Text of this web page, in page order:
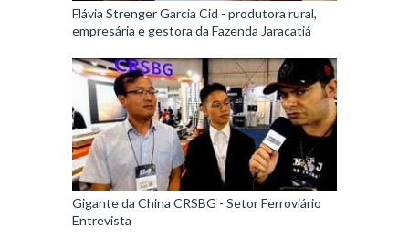
Flávia Strenger Garcia Cid - produtora rural,
empresária e gestora da Fazenda Jaracatiá
Gigante da China CRSBG - Setor Ferroviário
Entrevista